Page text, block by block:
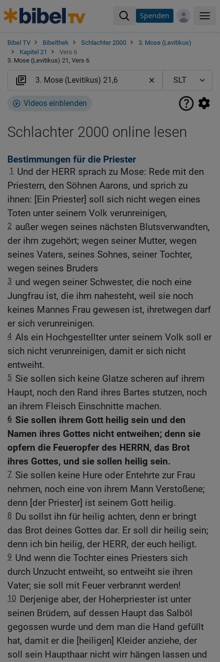
Spenden
Bibel TV Bibelthek Schlachter 2000
3. Mose (Levitikus)
Kapitel 21
Vers 6
3. Mose (Levitikus) 21, Vers 6
Videos einblenden
Schlachter 2000 online lesen
Bestimmungen für die Priester
1
Und der HERR sprach zu Mose: Rede mit den
Priestern, den Söhnen Aarons, und sprich zu
ihnen: [Ein Priester] soll sich nicht wegen eines
Toten unter seinem Volk verunreinigen,
2 außer wegen seines nächsten Blutsverwandten,
der ihm zugehört; wegen seiner Mutter, wegen
seines Vaters, seines Sohnes, seiner Tochter,
wegen seines Bruders
3 und wegen seiner Schwester, die noch eine
Jungfrau ist, die ihm nahesteht, weil sie noch
keines Mannes Frau gewesen ist, ihretwegen darf
er sich verunreinigen.
4 Als ein Hochgestellter unter seinem Volk soll er
sich nicht verunreinigen, damit er sich nicht
entweiht.
5 Sie sollen sich keine Glatze scheren auf ihrem
Haupt, noch den Rand ihres Bartes stutzen, noch
an ihrem Fleisch Einschnitte machen.
6 Sie sollen ihrem Gott heilig sein und den
Namen ihres Gottes nicht entweihen; denn sie
opfern die Feueropfer des HERRN, das Brot
ihres Gottes, und sie sollen heilig sein.
7 Sie sollen keine Hure oder Entehrte zur Frau
nehmen, noch eine von ihrem Mann Verstoßene;
denn [der Priester] ist seinem Gott heilig.
8 Du sollst ihn für heilig achten, denn er bringt
das Brot deines Gottes dar. Er soll dir heilig sein;
denn ich bin heilig, der HERR, der euch heiligt.
9 Und wenn die Tochter eines Priesters sich
durch Unzucht entweiht, so entweiht sie ihren
Vater; sie soll mit Feuer verbrannt werden!
10 Derjenige aber, der Hoherpriester ist unter
seinen Brüdern, auf dessen Haupt das Salböl
gegossen wurde und dem man die Hand gefüllt
hat, damit er die [heiligen] Kleider anziehe, der
soll sein Haupthaar nicht wirr hängen lassen und